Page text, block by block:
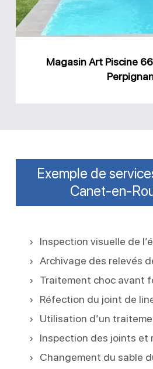
Magasin Art Piscine
Exemple de
Canet-en-
Inspection visuelle de
Archivage des relevés
Traitement choc avant
Réfection du joint de
Utilisation d’un
Inspection des joints et
Changement du sable